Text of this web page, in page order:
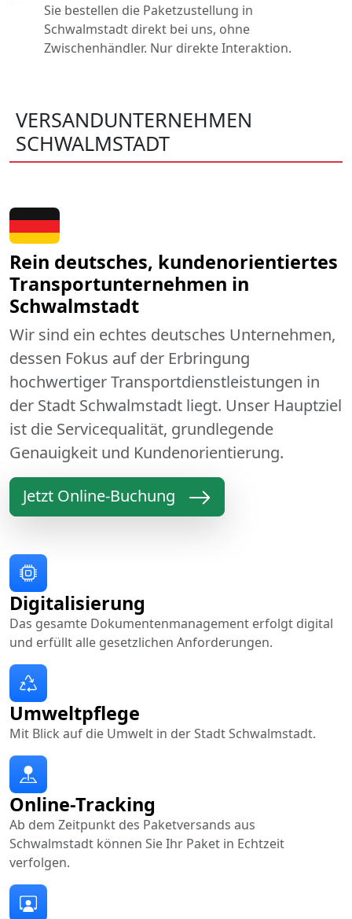
Sie bestellen die Paketzustellung in
Schwalmstadt direkt bei uns, ohne
Zwischenhändler. Nur direkte Interaktion.
VERSANDUNTERNEHMEN
SCHWALMSTADT
Rein deutsches, kundenorientiertes
Transportunternehmen in
Schwalmstadt
Wir sind ein echtes deutsches Unternehmen,
dessen Fokus auf der Erbringung
hochwertiger Transportdienstleistungen in
der Stadt Schwalmstadt liegt. Unser Hauptziel
ist die Servicequalität, grundlegende
Genauigkeit und Kundenorientierung.
Jetzt Online-Buchung
Online-Tracking
Ab dem Zeitpunkt des Paketversands aus
Schwalmstadt können Sie Ihr Paket in Echtzeit
verfolgen.
Digitalisierung
Das gesamte Dokumentenmanagement erfolgt digital
und erfüllt alle gesetzlichen Anforderungen.
Umweltpflege
Mit Blick auf die Umwelt in der Stadt Schwalmstadt.